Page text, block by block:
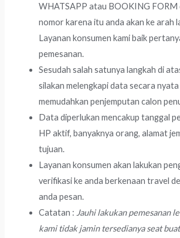
WHATSAPP atau BOOKING FORM
nomor karena itu anda akan ke arah
Layanan konsumen kami baik
pemesanan.
Sesudah salah satunya langkah di
silakan melengkapi data secara
memudahkan penjemputan calon
Data diperlukan mencakup tanggal
HP aktif, banyaknya orang, alamat
tujuan.
Layanan konsumen akan lakukan
verifikasi ke anda berkenaan travel
anda pesan.
Catatan : Jauhi lakukan pemesanan
kami tidak jamin tersedianya seat